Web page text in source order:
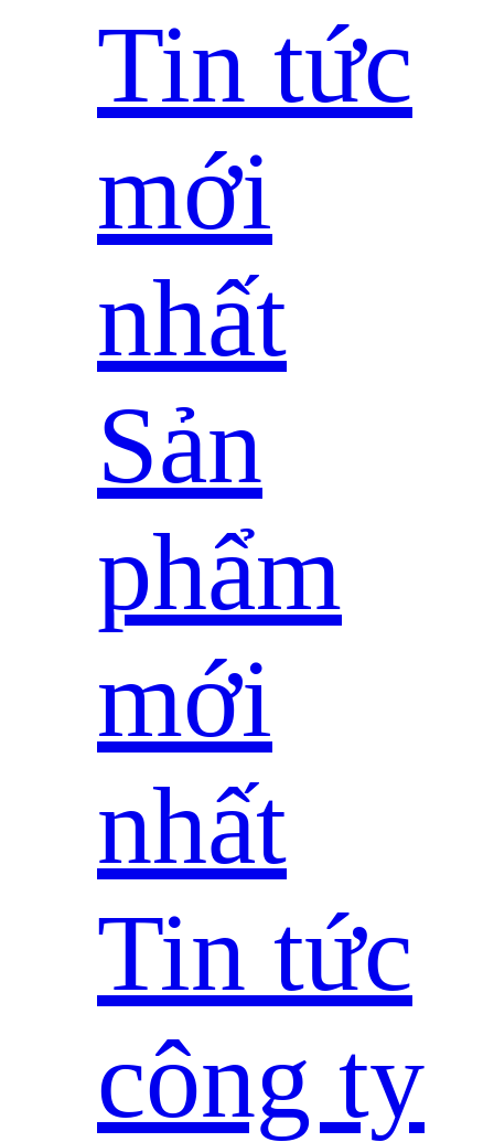
Tin tức
mới
nhất
Sản
phẩm
mới
nhất
Tin tức
công ty